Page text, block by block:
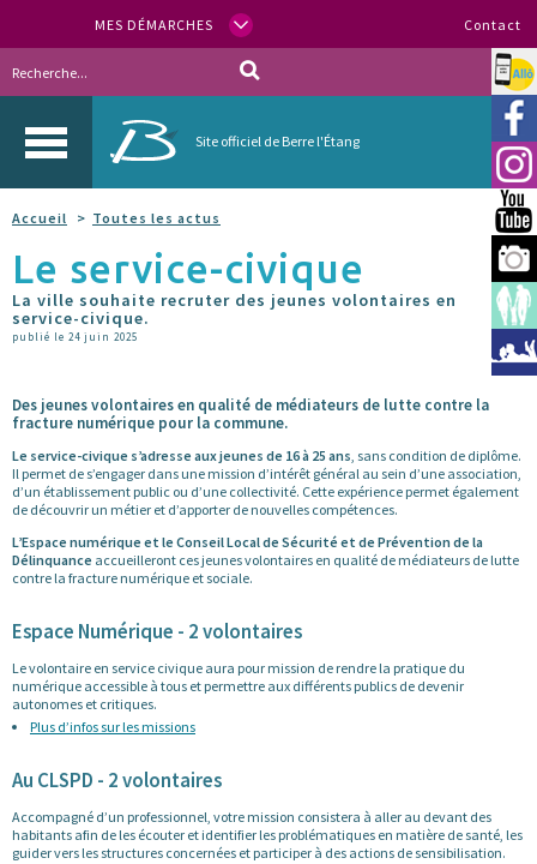
MES DÉMARCHES Contact
Site officiel de Berre l'Étang
Allo
Accueil Toutes les actus
Le service-civique
La ville souhaite recruter des jeunes volontaires en
service-civique.
publié le 24 juin 2025
Des jeunes volontaires en qualité de médiateurs de lutte contre la
fracture numérique pour la commune.
Le service-civique s’adresse aux jeunes de 16 à 25 ans , sans condition de diplôme.
Il permet de s’engager dans une mission d’intérêt général au sein d’une association,
d’un établissement public ou d’une collectivité. Cette expérience permet également
de découvrir un métier et d’apporter de nouvelles compétences.
L’Espace numérique et le Conseil Local de Sécurité et de Prévention de la
Délinquance accueilleront ces jeunes volontaires en qualité de médiateurs de lutte
contre la fracture numérique et sociale.
Espace Numérique - 2 volontaires
Le volontaire en service civique aura pour mission de rendre la pratique du
numérique accessible à tous et permettre aux différents publics de devenir
autonomes et critiques.
Plus d’infos sur les missions
Au CLSPD - 2 volontaires
Accompagné d’un professionnel, votre mission consistera à aller au devant des
habitants afin de les écouter et identifier les problématiques en matière de santé, les
guider vers les structures concernées et participer à des actions de sensibilisation.